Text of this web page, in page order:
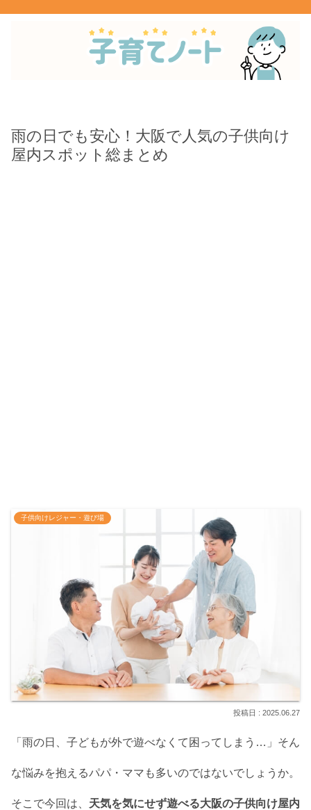
雨の日でも安心！大阪で人気の子供向け
屋内スポット総まとめ
子供向けレジャー・遊び場
2025.06.27
「雨の日、子どもが外で遊べなくて困ってしまう…」そん
な悩みを抱えるパパ・ママも多いのではないでしょうか。
そこで今回は、 天気を気にせず遊べる大阪の子供向け屋内